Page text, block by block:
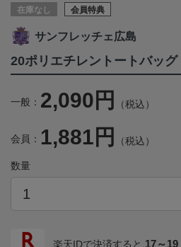
在庫なし 会員特典
サンフレッチェ広島
20ポリエチレントートバッグ
一般： 2,090円 （税込）
会員： 1,881円 （税込）
数量
楽天IDで決済すると 17～19